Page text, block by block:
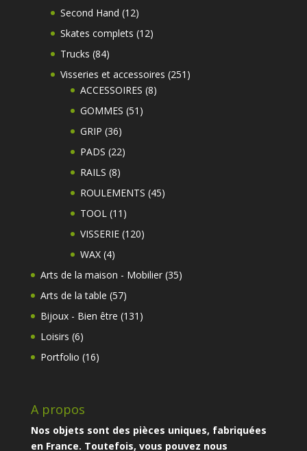
produits
Second Hand 1212
produits
Skates complets 1212
Trucks 8484
produits
Visseries et accessoires 251 251
ACCESSOIRES 88
GOMMES 51 51
GRIP 3636
produits
PADS 2222
RAILS 88
produits
ROULEMENTS 4545
TOOL 11 11
produits
VISSERIE 120120
WAX 44
produits
Arts de la maison - Mobilier 3535
Arts de la table 5757
produits
Bijoux - Bien être 131 131
Loisirs 66
produits
Portfolio 1616
A propos
Nos objets sont des pièces uniques, fabriquées
en France. Toutefois, vous pouvez nous